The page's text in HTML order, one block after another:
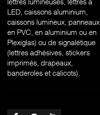
LED, caissons aluminium,
caissons lumineux, panneaux
en PVC, en aluminium ou en
Plexiglas) ou de signalétique
(lettres adhésives, stickers
imprimés, drapeaux,
banderoles et calicots).